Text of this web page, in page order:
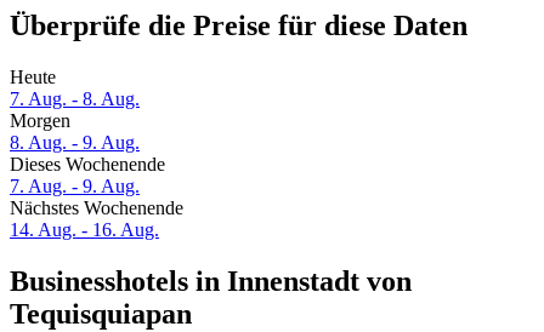
Überprüfe die Preise für diese Daten
Heute
7. Aug. - 8. Aug.
Morgen
8. Aug. - 9. Aug.
Dieses Wochenende
7. Aug. - 9. Aug.
Nächstes Wochenende
14. Aug. - 16. Aug.
Businesshotels in Innenstadt von
Tequisquiapan